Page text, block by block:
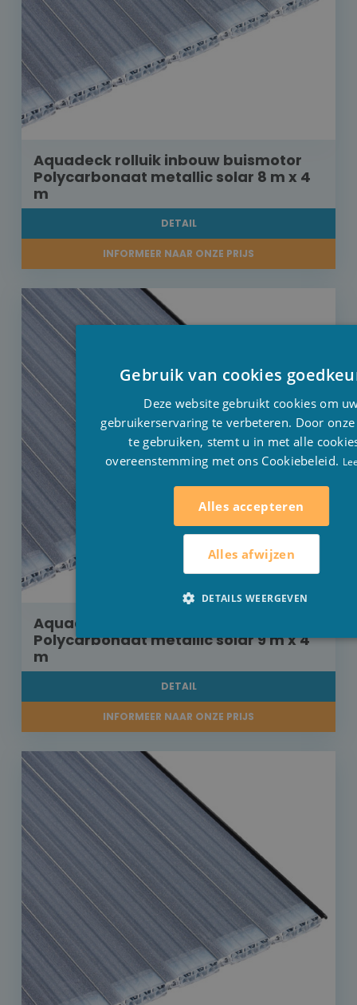
Aquadeck rolluik inbouw buismotor
Polycarbonaat metallic solar 8 m x 4
m
DETAIL
INFORMEER NAAR ONZE PRIJS
Aquadeck rolluik inbouw buismotor
Polycarbonaat metallic solar 9 m x 4
m
DETAIL
INFORMEER NAAR ONZE PRIJS
Gebruik van cookies
Deze website gebruikt cookies om
gebruikerservaring te verbeteren. Door
te gebruiken, stemt u in met alle
overeenstemming met ons Cookiebeleid.
Alles accepteren
Alles afwijzen
DETAILS WEERGEVEN